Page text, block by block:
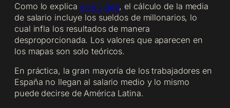
Como lo explica este video, el cálculo de la media
de salario incluye los sueldos de millonarios, lo
cual infla los resultados de manera
desproporcionada. Los valores que aparecen en
los mapas son solo teóricos.
En práctica, la gran mayoría de los trabajadores en
España no llegan al salario medio y lo mismo
puede decirse de América Latina.